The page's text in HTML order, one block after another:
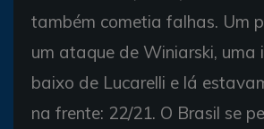
também cometia falhas. Um
um ataque de Winiarski, uma
baixo de Lucarelli e lá
na frente: 22/21. O Brasil se